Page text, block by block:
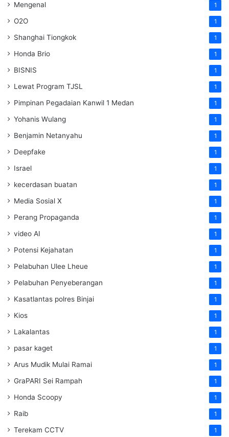
Mengenal 1
O2O 1
Shanghai Tiongkok 1
Honda Brio 1
BISNIS 1
Lewat Program TJSL 1
Pimpinan Pegadaian Kanwil 1 Medan 1
Yohanis Wulang 1
Benjamin Netanyahu 1
Deepfake 1
Israel 1
kecerdasan buatan 1
Media Sosial X 1
Perang Propaganda 1
video AI 1
Potensi Kejahatan 1
Pelabuhan Ulee Lheue 1
Pelabuhan Penyeberangan 1
Kasatlantas polres Binjai 1
Kios 1
Lakalantas 1
pasar kaget 1
Arus Mudik Mulai Ramai 1
GraPARI Sei Rampah 1
Honda Scoopy 1
Raib 1
Terekam CCTV 1